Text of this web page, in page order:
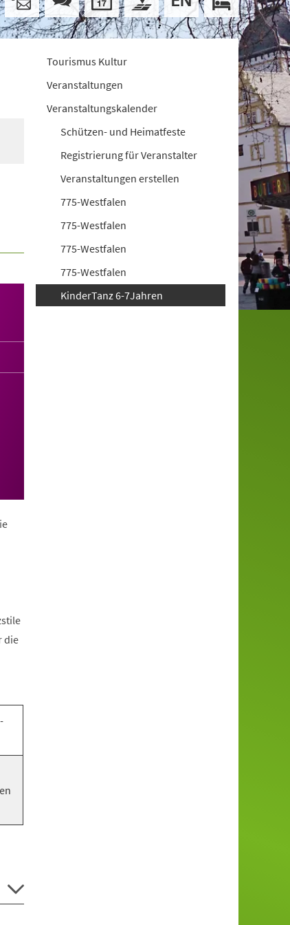
die
Tourismus Kultur
Veranstaltungen
Veranstaltungskalender
Schützen- und Heimatfeste
Registrierung für Veranstalter
Veranstaltungen erstellen
775-Westfalen
775-Westfalen
775-Westfalen
775-Westfalen
KinderTanz 6-7Jahren